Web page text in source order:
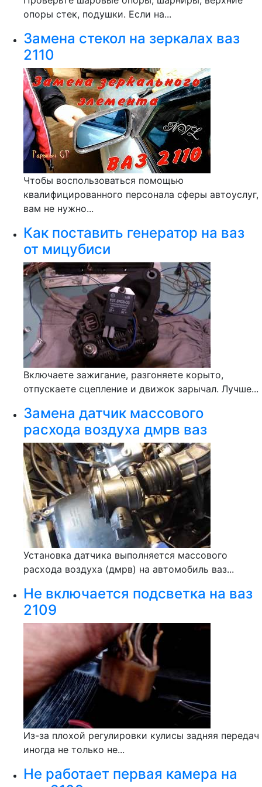
опоры стек, подушки. Если на...
Замена стекол на зеркалах ваз
2110
Чтобы воспользоваться помощью
квалифицированного персонала сферы автоуслуг,
вам не нужно...
Как поставить генератор на ваз
от мицубиси
Включаете зажигание, разгоняете корыто,
отпускаете сцепление и движок зарычал. Лучше...
Замена датчик массового
расхода воздуха дмрв ваз
Установка датчика выполняется массового
расхода воздуха (дмрв) на автомобиль ваз...
Не включается подсветка на ваз
2109
Из-за плохой регулировки кулисы задняя передач
иногда не только не...
Не работает первая камера на